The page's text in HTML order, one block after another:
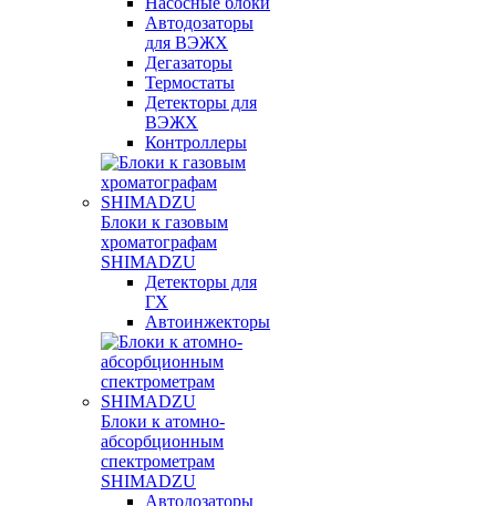
Автодозаторы
для ВЭЖХ
Дегазаторы
Термостаты
Детекторы для
ВЭЖХ
Контроллеры
Блоки к газовым
хроматографам
SHIMADZU
Детекторы для
ГХ
Автоинжекторы
Блоки к атомно-
абсорбционным
спектрометрам
SHIMADZU
Автодозаторы